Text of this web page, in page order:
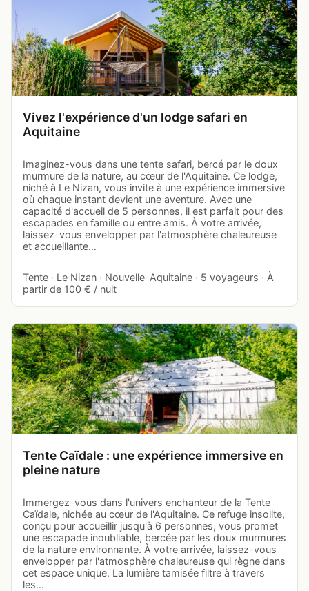
Vivez l'expérience d'un lodge safari en
Aquitaine
Imaginez-vous dans une tente safari, bercé par le doux
murmure de la nature, au cœur de l'Aquitaine. Ce lodge,
niché à Le Nizan, vous invite à une expérience immersive
où chaque instant devient une aventure. Avec une
capacité d'accueil de 5 personnes, il est parfait pour des
escapades en famille ou entre amis. À votre arrivée,
laissez-vous envelopper par l'atmosphère chaleureuse
et accueillante…
Tente · Le Nizan · Nouvelle-Aquitaine · 5 voyageurs · À
partir de 100 € / nuit
Tente Caïdale : une expérience immersive en
pleine nature
Immergez-vous dans l'univers enchanteur de la Tente
Caïdale, nichée au cœur de l'Aquitaine. Ce refuge insolite,
conçu pour accueillir jusqu'à 6 personnes, vous promet
une escapade inoubliable, bercée par les doux murmures
de la nature environnante. À votre arrivée, laissez-vous
envelopper par l'atmosphère chaleureuse qui règne dans
cet espace unique. La lumière tamisée filtre à travers
les…